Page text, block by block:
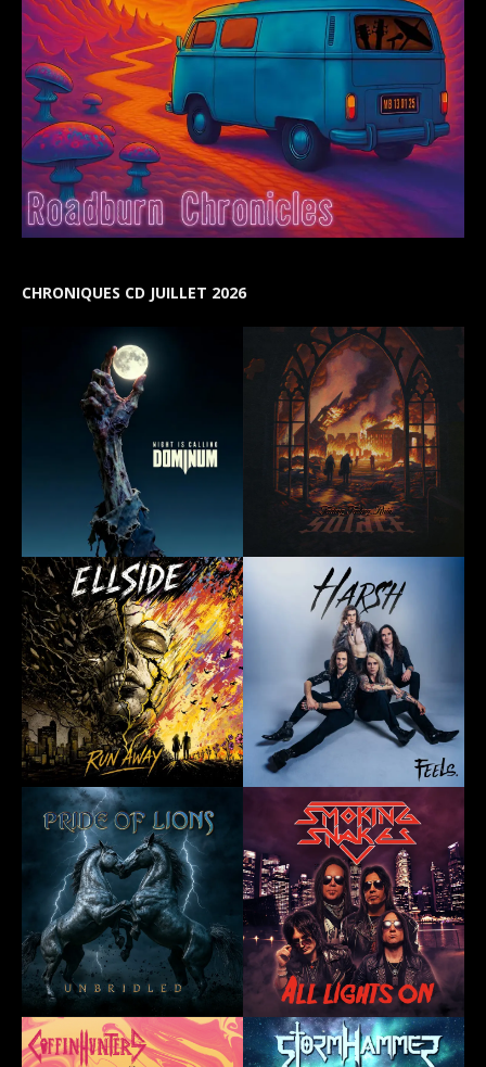
CHRONIQUES CD JUILLET 2026